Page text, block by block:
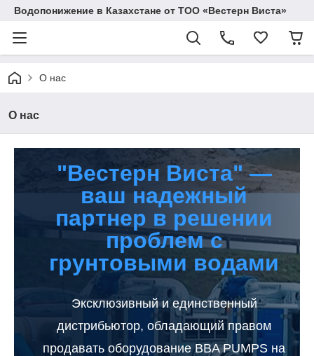
Водопонижение в Казахстане от ТОО «Вестерн Виста»
О нас
О нас
"Вестерн Виста" —
ваш надежный
партнер в решении
проблем с
грунтовыми водами
Эксклюзивный и единственный
дистрибьютор, обладающий правом
продавать оборудование BBA PUMPS на